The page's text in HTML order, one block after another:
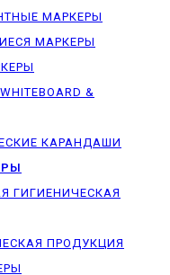
МАРКЕРЫ
МАРКЕРЫ
&
КАРАНДАШИ
ГИГИЕНИЧЕСКАЯ
ПРОДУКЦИЯ